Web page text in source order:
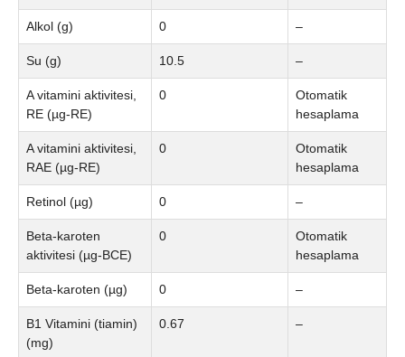
Alkol (g) 0 –
Su (g) 10.5 –
A vitamini aktivitesi,
RE (µg-RE)
0
Otomatik
hesaplama
A vitamini aktivitesi,
RAE (µg-RE)
0
Otomatik
hesaplama
Retinol (µg) 0 –
Beta-karoten
aktivitesi (µg-BCE)
0
Otomatik
hesaplama
Beta-karoten (µg) 0 –
B1 Vitamini (tiamin)
(mg)
0.67 –